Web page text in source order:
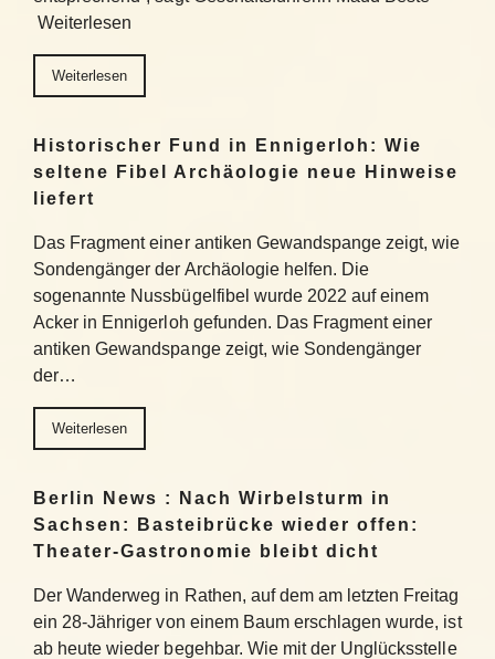
Weiterlesen
Weiterlesen
Historischer Fund in Ennigerloh: Wie
seltene Fibel Archäologie neue Hinweise
liefert
Das Fragment einer antiken Gewandspange zeigt, wie
Sondengänger der Archäologie helfen. Die
sogenannte Nussbügelfibel wurde 2022 auf einem
Acker in Ennigerloh gefunden. Das Fragment einer
antiken Gewandspange zeigt, wie Sondengänger
der…
Weiterlesen
Berlin News : Nach Wirbelsturm in
Sachsen: Basteibrücke wieder offen:
Theater-Gastronomie bleibt dicht
Der Wanderweg in Rathen, auf dem am letzten Freitag
ein 28-Jähriger von einem Baum erschlagen wurde, ist
ab heute wieder begehbar. Wie mit der Unglücksstelle